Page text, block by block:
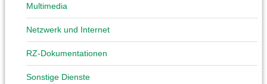
Multimedia
Netzwerk und Internet
RZ-Dokumentationen
Sonstige Dienste